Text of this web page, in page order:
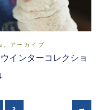
, アーカイブ
インターコレクショ